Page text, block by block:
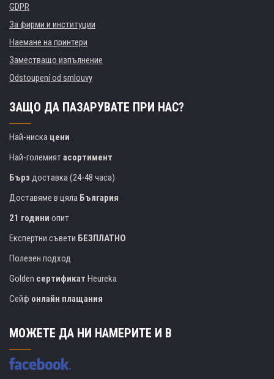
GDPR
За фирми и институции
Наемане на принтери
Заместващо изпълнение
Odstoupení od smlouvy
ЗАЩО ДА ПАЗАРУВАТЕ ПРИ НАС?
Най-ниска цени
Най-големиятасортимент
Бърз доставка (24-48 часа)
Доставяме в цяла България
21 години опит
Експертни съвети БЕЗПЛАТНО
Полезен подход
Golden сертификат Heureka
Сейф онлайн плащания
МОЖЕТЕ ДА НИ НАМЕРИТЕ И В